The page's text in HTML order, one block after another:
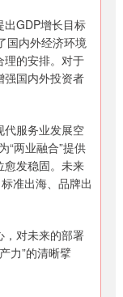
出GDP增长目标
国内外经济环境
理的安排。对于
强国内外投资者
代服务业发展空
“两业融合”提供
愈发稳固。未来
准出海、品牌出
，对未来的部署
力”的清晰擘